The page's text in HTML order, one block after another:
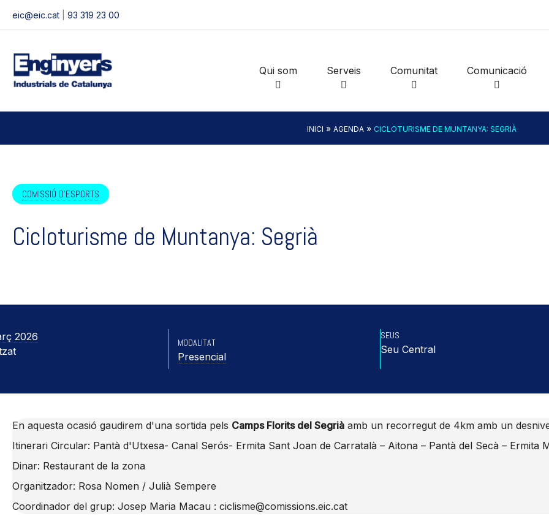
eic@eic.cat 93 319 23 00
Qui som Serveis Comunitat Comunicació
INICI » AGENDA » CICLOTURISME DE MUNTANYA: SEGRIÀ
COMISSIÓ D'ESPORTS
Cicloturisme de Muntanya: Segrià
2026
MODALITAT
Presencial
SEUS
Seu Central
En aquesta ocasió gaudirem d'una sortida pels Camps Florits del Segrià amb un recorregut de 4km amb un
Itinerari Circular: Pantà d'Utxesa- Canal Serós- Ermita Sant Joan de Carratalà – Aitona – Pantà del Secà – Ermita
Dinar: Restaurant de la zona
Organitzador: Rosa Nomen / Julià Sempere
Coordinador del grup: Josep Maria Macau : ciclisme@comissions.eic.cat